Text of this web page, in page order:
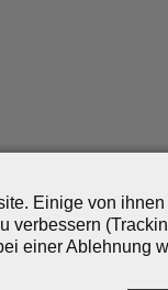
Einige von
verbessern
einer Ablehnung